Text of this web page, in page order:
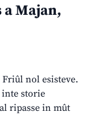
Majan,
nol esisteve.
storie
ripasse in mût